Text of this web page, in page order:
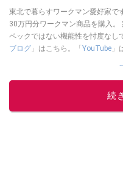
東北で暮らすワークマン愛好家
30万円分ワークマン商品を購入
ペックではない機能性を忖度なし
ブログ 」はこちら。「 YouTube 」
続